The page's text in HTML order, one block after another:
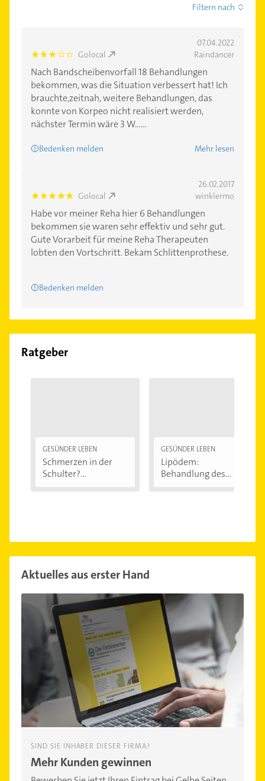
Filtern nach
07.04.2022
3.0 Golocal Raindancer
Nach Bandscheibenvorfall 18 Behandlungen
bekommen, was die Situation verbessert hat! Ich
brauchte,zeitnah, weitere Behandlungen, das
konnte von Korpeo nicht realisiert werden,
nächster Termin wäre 3 W......
Bedenken melden Mehr lesen
26.02.2017
5.0 Golocal winklermo
Habe vor meiner Reha hier 6 Behandlungen
bekommen sie waren sehr effektiv und sehr gut.
Gute Vorarbeit für meine Reha Therapeuten
lobten den Vortschritt. Bekam Schlittenprothese.
Bedenken melden
Ratgeber
GESÜNDER LEBEN
Schmerzen in der
Schulter?
GESÜNDER LEBEN
Lipödem:
Behandlung des
Aktuelles aus erster Hand
SIND SIE INHABER DIESER FIRMA?
Mehr Kunden gewinnen